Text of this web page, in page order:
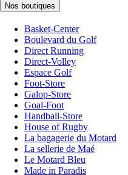
Nos boutiques
Basket-Center
Boulevard du Golf
Direct Running
Direct-Volley
Espace Golf
Foot-Store
Galop-Store
Goal-Foot
Handball-Store
House of Rugby
La bagagerie du Motard
La sellerie de Maé
Le Motard Bleu
Made in Paradis